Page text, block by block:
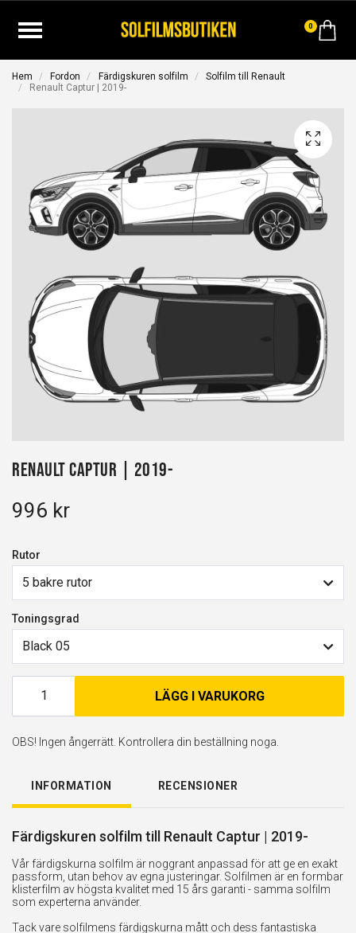
0
Hem Fordon Färdigskuren solfilm
Solfilm till Renault
Renault Captur | 2019-
Renault Captur | 2019-
996 kr
Rutor
5 bakre rutor
Toningsgrad
Black 05
LÄGG I VARUKORG
OBS! Ingen ångerrätt. Kontrollera din beställning noga.
INFORMATION RECENSIONER
Färdigskuren solfilm till Renault Captur | 2019-
Vår färdigskurna solfilm är noggrant anpassad för att ge en exakt
passform, utan behov av egna justeringar. Solfilmen är en formbar
klisterfilm av högsta kvalitet med 15 års garanti - samma solfilm
som experterna använder.
Tack vare solfilmens färdigskurna mått och dess fantastiska